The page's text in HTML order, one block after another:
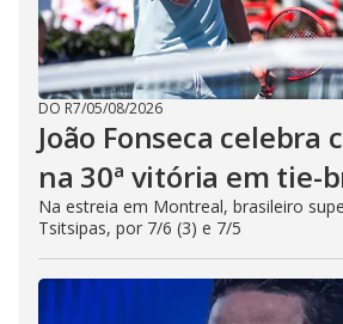
DO R7/05/08/2026
João Fonseca celebra
na 30ª vitória em tie-
Na estreia em Montreal, brasileiro
Tsitsipas, por 7/6 (3) e 7/5